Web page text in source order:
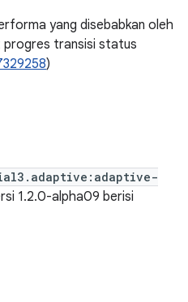
yang disebabkan oleh
progres transisi status
)
1.2.0-alpha09 berisi